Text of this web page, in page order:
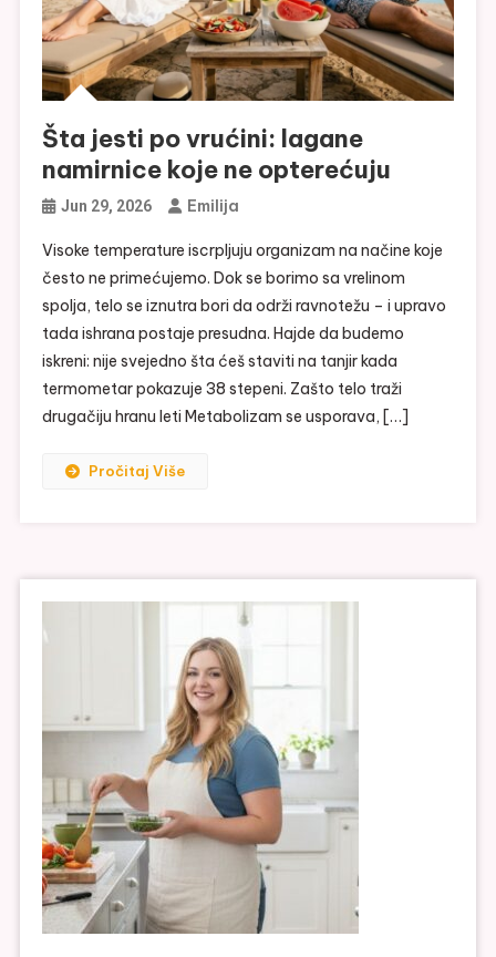
Šta jesti po vrućini: lagane
namirnice koje ne opterećuju
Jun 29, 2026 Emilija
Visoke temperature iscrpljuju organizam na načine koje
često ne primećujemo. Dok se borimo sa vrelinom
spolja, telo se iznutra bori da održi ravnotežu – i upravo
tada ishrana postaje presudna. Hajde da budemo
iskreni: nije svejedno šta ćeš staviti na tanjir kada
termometar pokazuje 38 stepeni. Zašto telo traži
drugačiju hranu leti Metabolizam se usporava, […]
Pročitaj Više